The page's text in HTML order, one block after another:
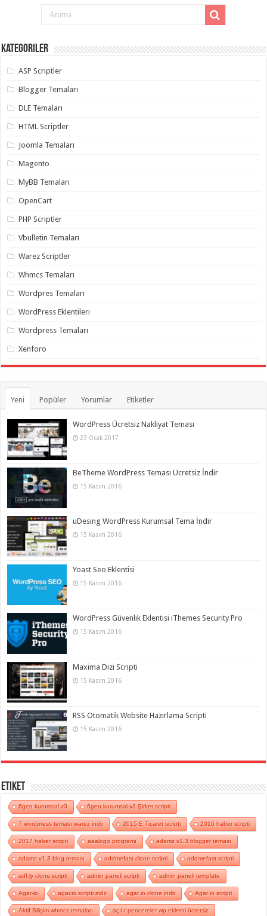
asansörlü
taşıma,
evden
taşımacılık,
organizasyon,
organizasyon,
organizasyon,
gaziantep
organizasyon,
gaziantep
organizasyon,
gaziantep
organizasyon
gaziantep
palyaço,
twitter
takipçi
hilesi
takipçi
instagram
hilesi ,
Kategoriler
ASP Scriptler
Blogger Temaları
DLE Temaları
HTML Scriptler
Joomla Temaları
Magento
MyBB Temaları
OpenCart
PHP Scriptler
Vbulletin Temaları
Warez Scriptler
Whmcs Temaları
Wordpres Temaları
WordPress Eklentileri
Wordpress Temaları
Xenforo
Yeni Popüler Yorumlar Etiketler
WordPress Ücretsiz Nakliyat Teması
23 Ocak 2017
BeTheme WordPress Teması Ücretsiz İndir
15 Kasım 2016
uDesing WordPress Kurumsal Tema İndir
15 Kasım 2016
Yoast Seo Eklentisi
15 Kasım 2016
WordPress Güvenlik Eklentisi iThemes Security Pro
15 Kasım 2016
Maxima Dizi Scripti
15 Kasım 2016
RSS Otomatik Website Hazırlama Scripti
15 Kasım 2016
Etiket
6gen kurumsal v3 6gen kurumsal v3 Şirket scripti
7 wordpress teması warez indir 2015 E Ticaret scripti 2016 haber scripti
2017 haber scripti aaalogo programı adamz v1.3 blogger teması
adamz v1.3 blog teması addmefast clone scripti addmefast scripti
adf.ly clone scripti admin paneli scripti admin paneli template
Agar-io agar.io scripti indir agar io clone indir Agar io scripti
Aktif Bilişim whmcs temaları açılır pencereler wp eklenti ücretsiz